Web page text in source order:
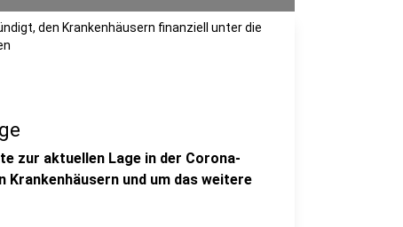
den Krankenhäusern finanziell unter die
zur aktuellen Lage in der Corona-
Krankenhäusern und um das weitere